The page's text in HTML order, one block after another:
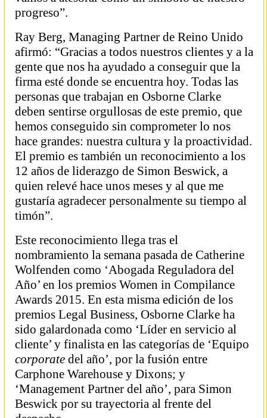
progreso”.
Ray Berg, Managing Partner de Reino Unido
afirmó: “Gracias a todos nuestros clientes y a la
gente que nos ha ayudado a conseguir que la
firma esté donde se encuentra hoy. Todas las
personas que trabajan en Osborne Clarke
deben sentirse orgullosas de este premio, que
hemos conseguido sin comprometer lo nos
hace grandes: nuestra cultura y la proactividad.
El premio es también un reconocimiento a los
12 años de liderazgo de Simon Beswick, a
quien relevé hace unos meses y al que me
gustaría agradecer personalmente su tiempo al
timón”.
Este reconocimiento llega tras el
nombramiento la semana pasada de Catherine
Wolfenden como ‘Abogada Reguladora del
Año’ en los premios Women in Compilance
Awards 2015. En esta misma edición de los
premios Legal Business, Osborne Clarke ha
sido galardonada como ‘Líder en servicio al
cliente’ y finalista en las categorías de ‘Equipo
corporate del año’, por la fusión entre
Carphone Warehouse y Dixons; y
‘Management Partner del año’, para Simon
Beswick por su trayectoria al frente del